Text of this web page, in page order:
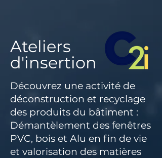
Ateliers
d'insertion
Découvrez une activité de
déconstruction et recyclage
des produits du bâtiment :
Démantèlement des fenêtres
PVC, bois et Alu en fin de vie
et valorisation des matières